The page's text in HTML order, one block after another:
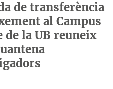
de transferència
al Campus
de la UB reuneix